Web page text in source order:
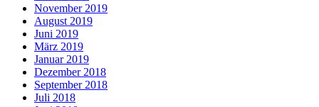
November 2019
August 2019
Juni 2019
März 2019
Januar 2019
Dezember 2018
September 2018
Juli 2018